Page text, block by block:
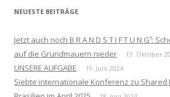
NEUESTE BEITRÄGE
Jetzt auch noch B R A N D S T I F T U N G¹:
auf die Grundmauern nieder
13. Oktober
UNSERE AUFGABE 19. Juni 2024
Siebte internationale Konferenz zu Shared